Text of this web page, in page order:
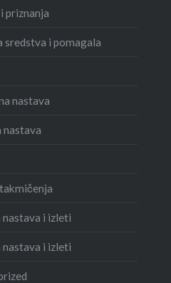
priznanja
sredstva i pomagala
nastava
nastava
nastava i izleti
nastava i izleti